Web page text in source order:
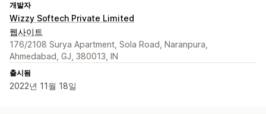
개발자
Wizzy Softech Private Limited
웹사이트
176/2108 Surya Apartment, Sola Road, Naranpura,
Ahmedabad, GJ, 380013, IN
출시됨
2022년 11월 18일